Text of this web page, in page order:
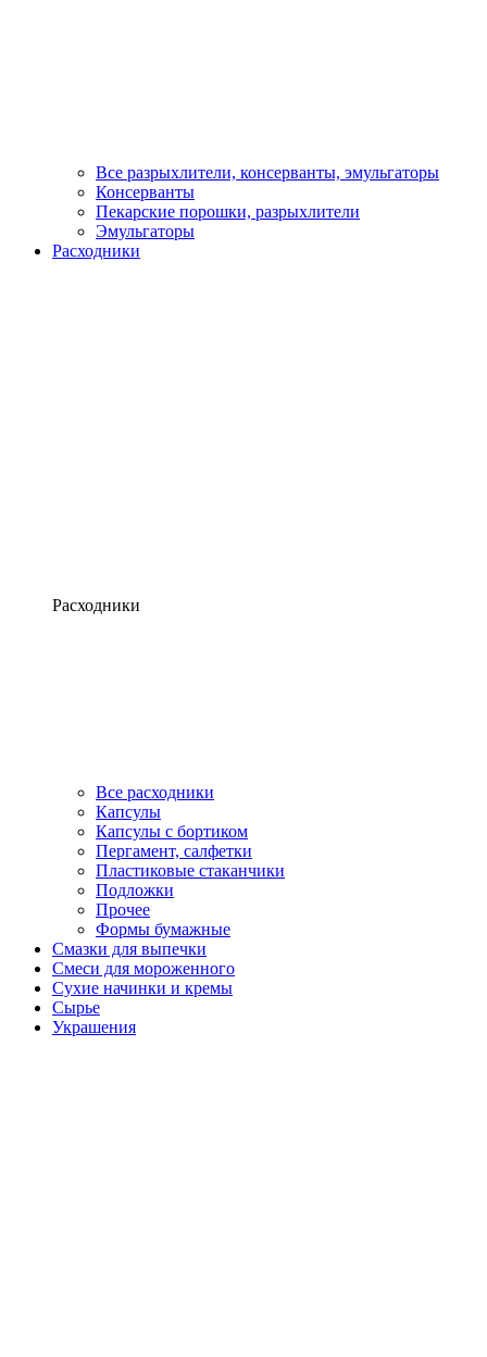
Все разрыхлители, консерванты, эмульгаторы
Консерванты
Пекарские порошки, разрыхлители
Эмульгаторы
Расходники
Расходники
Все расходники
Капсулы
Капсулы с бортиком
Пергамент, салфетки
Пластиковые стаканчики
Подложки
Прочее
Формы бумажные
Смазки для выпечки
Смеси для мороженного
Сухие начинки и кремы
Сырье
Украшения